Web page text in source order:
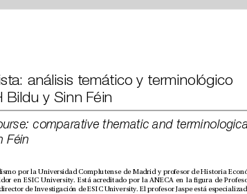
comparado de los textos de EH Bildu y Sinn Féin
analysis of texts by EH Bildu and Sinn Féin
es doctor en Periodismo por la